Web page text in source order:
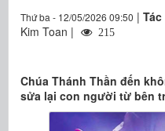
Thứ ba - 12/05/2026 09:50 |
Kim Toan |
215
Chúa Thánh Thần đến
sửa lại con người từ bên